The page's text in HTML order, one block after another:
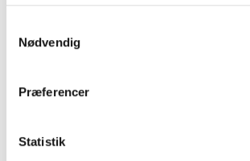
Nødvendig
Præferencer
Statistik
Køb trygt hos
GreenMind
3 års garanti og hurtig levering.